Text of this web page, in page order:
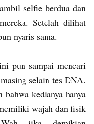
selfie berdua dan
Setelah dilihat
nyaris sama.
pun sampai mencari
selain tes DNA.
bahwa kedianya hanya
wajah dan fisik